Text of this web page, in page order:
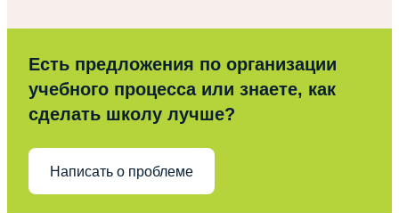
Есть предложения по организации
учебного процесса или знаете, как
сделать школу лучше?
Написать о проблеме